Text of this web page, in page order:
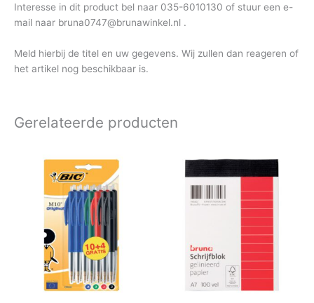
Interesse in dit product bel naar 035-6010130 of stuur een e-
mail naar bruna0747@brunawinkel.nl .
Meld hierbij de titel en uw gegevens. Wij zullen dan reageren of
het artikel nog beschikbaar is.
Gerelateerde producten